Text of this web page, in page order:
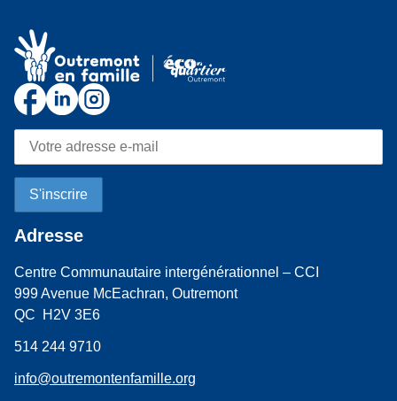
Adresse
Centre Communautaire intergénérationnel – CCI
999 Avenue McEachran, Outremont
QC H2V 3E6
514 244 9710
info@outremontenfamille.org